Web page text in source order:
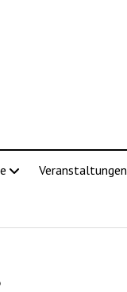
Veranstaltungen